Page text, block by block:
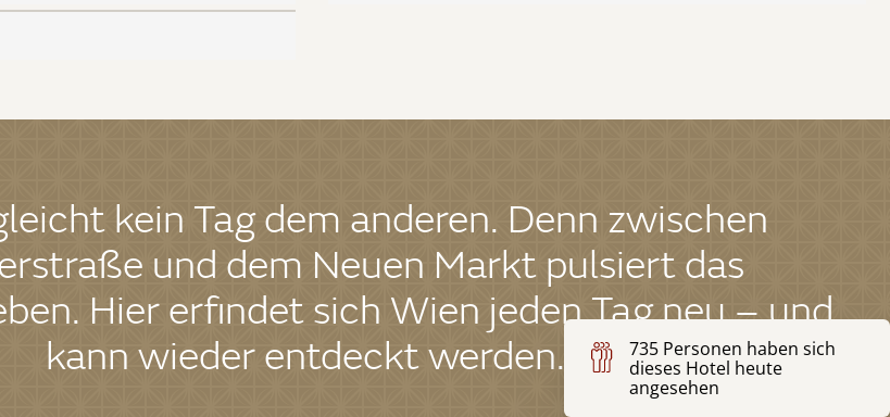
kein Tag dem anderen. Denn zwischen
und dem Neuen Markt pulsiert das
Hier erfindet sich Wien jeden Tag neu – und
kann wieder entdeckt werden.“